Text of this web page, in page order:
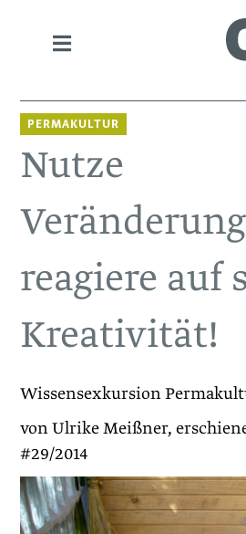
PERMAKULTUR
Nutze
reagiere auf
Kreativität!
Wissensexkursion
von Ulrike Meißner,
#29/2014